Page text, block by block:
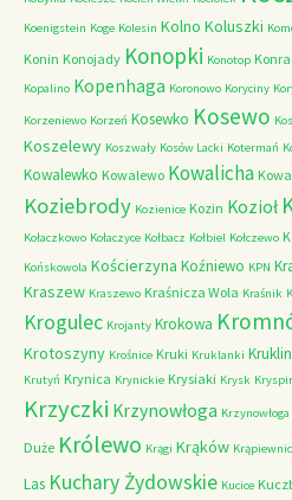
Koenigstein Koge Kolesin Kolno Koluszki
Konin Konojady Konopki Konotop
Kopalino Kopenhaga Koronowo Koryciny
Korzeniewo Korzeń Kosewko Kosewo
Koszelewy Koszwały Kosów Lacki Kotermań
Kowalewko Kowalewo Kowalicha
Koziebrody Kozienice Kozin Kozioł
Kołaczkowo Kołaczyce Kołbacz Kołbiel Kołczewo
Końskowola Kościerzyna Koźniewo KPN
Kraszew Kraszewo Kraśnicza Wola Kraśnik
Krogulec Krojanty Krokowa
Krotoszyny Krośnice Kruki Kruklanki Kruklin
Krutyń Krynica Krynickie Krysiaki Krysk
Krzyczki Krzynowłoga Krzynowłoga
Duże Królewo Krągi Krąków
Las Kuchary Żydowskie Kucice